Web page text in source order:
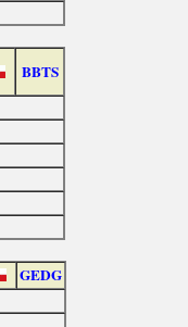
BBTS
GEDG